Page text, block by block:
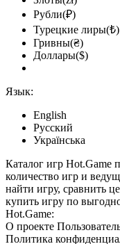
Рубли(₽)
Турецкие лиры(₺)
Гривны(₴)
Доллары($)
Язык:
English
Русский
Українська
Каталог игр Hot.Game
количество игр и
найти игру, сравнить
купить игру по
Hot.Game:
О проекте
Политика